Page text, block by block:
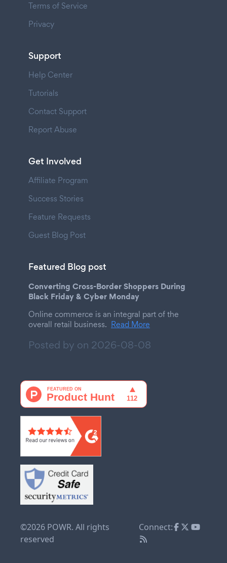
Terms of Service
Privacy
Support
Help Center
Tutorials
Contact Support
Report Abuse
Get Involved
Affiliate Program
Success Stories
Feature Requests
Guest Blog Post
Featured Blog post
Converting Cross-Border Shoppers During
Black Friday & Cyber Monday
Online commerce is an integral part of the
overall retail business. Read More
Posted by on 2026-08-08
©2026 POWR. All rights
reserved
Connect: